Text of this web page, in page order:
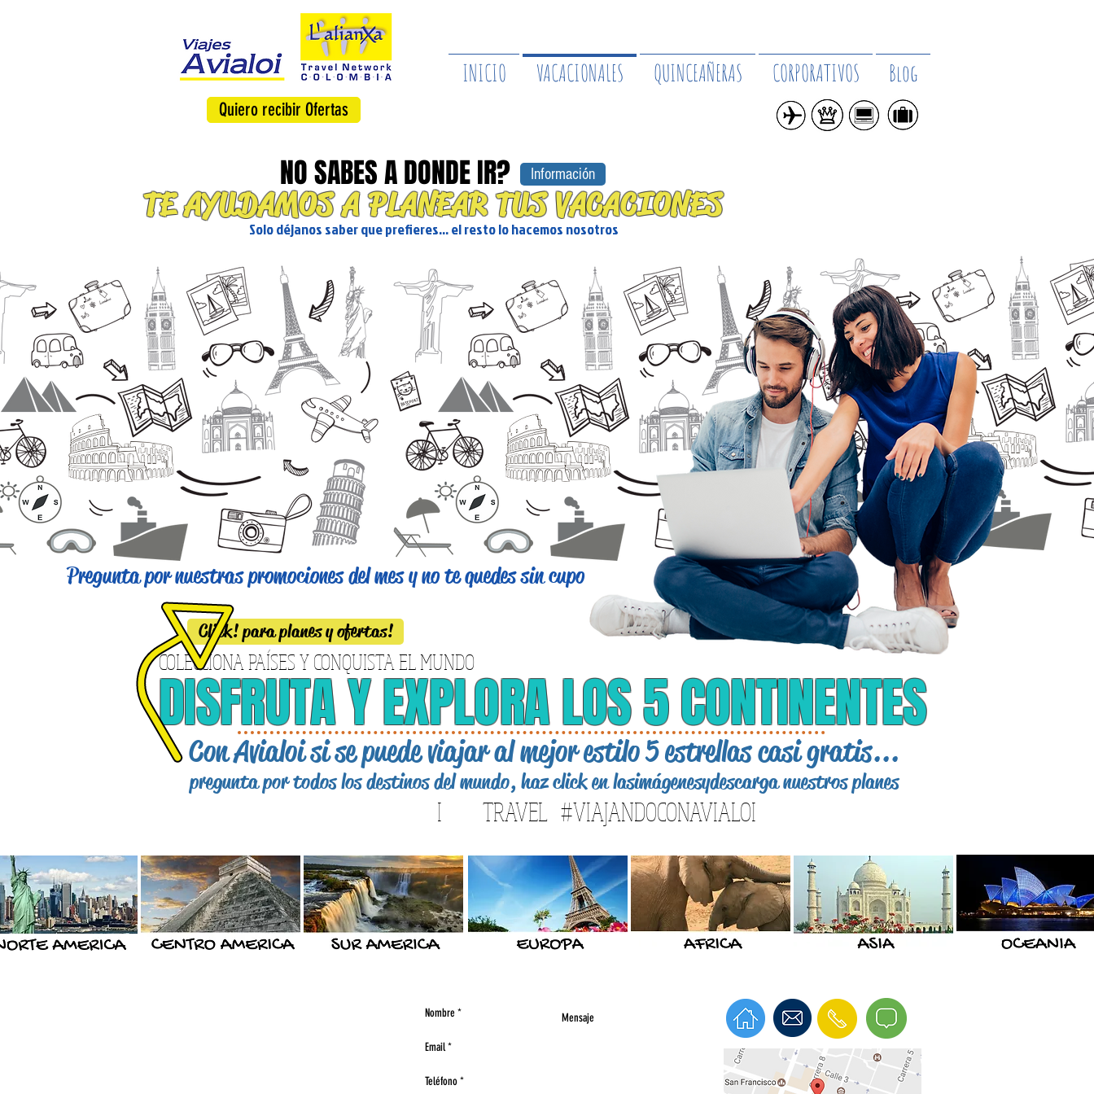
Quiero recibir Ofertas
INICIO VACACIONALES QUINCEAÑERAS CORPORATIVOS Blog
TE AYUDAMOS A PLANEAR TUS VACACIONES
Solo déjanos saber que prefieres... el resto lo hacemos nosotros
Información
NO SABES A DONDE IR?
Pregunta por nuestras promociones del mes y no te quedes sin cupo
Click! para planes y ofertas!
COLECCIONA PAÍSES Y CONQUISTA EL MUNDO
DISFRUTA Y EXPLORA LOS 5 CONTINENTES
Con Avialoi si se puede viajar al mejor estilo 5 estrellas casi gratis...
pregunta por todos los destinos del mundo, haz click en lasimágenesy descarga nuestros planes
I TRAVEL #VIAJANDOCONAVIALOI